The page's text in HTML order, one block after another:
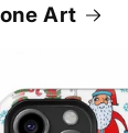
Art